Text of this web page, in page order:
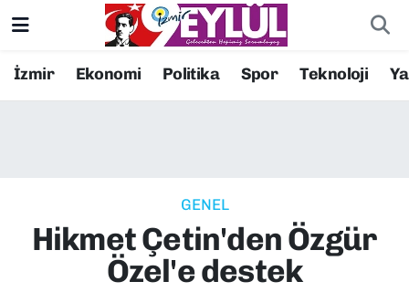
İzmir Ekonomi Politika Spor Teknoloji
GENEL
Hikmet Çetin'den Özgür
Özel'e destek
Resmi İlanlar
EKONOMİ
Konak Nöbetçi Eczaneler
Süper Lig Puan Durumu ve Fikstür
Tüm Manşetler